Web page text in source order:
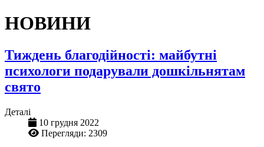
НОВИНИ
Тиждень благодійності: майбутні
психологи подарували дошкільнятам
свято
Деталі
10 грудня 2022
Перегляди: 2309